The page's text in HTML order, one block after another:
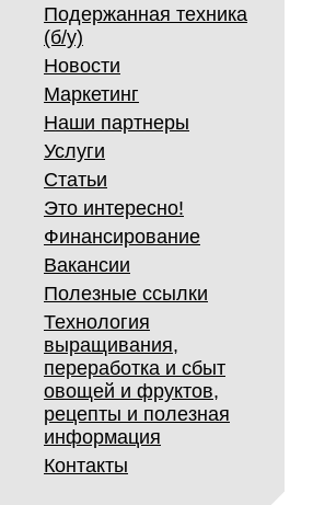
Подержанная техника
(б/у)
Новости
Маркетинг
Наши партнеры
Услуги
Статьи
Это интересно!
Финансирование
Вакансии
Полезные ссылки
Технология
выращивания,
переработка и сбыт
овощей и фруктов,
рецепты и полезная
информация
Контакты